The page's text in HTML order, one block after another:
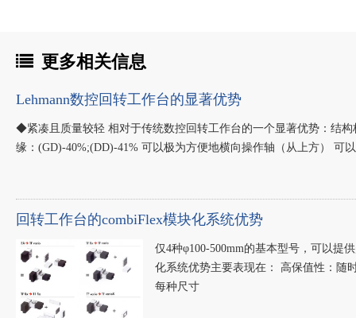
更多相关信息
Lehmann数控回转工作台的显著优势
◆紧凑且质量较轻 相对于传统数控回转工作台的一个显著优势：结
缘：(GD)-40%;(DD)-41% 可以极为方便地横向操作轴（从上方） 可
回转工作台的combiFlex模块化系统优势
仅4种φ100-500mm的基本型号，可以提
化系统优势主要表现在： 高保值性：随
每种尺寸